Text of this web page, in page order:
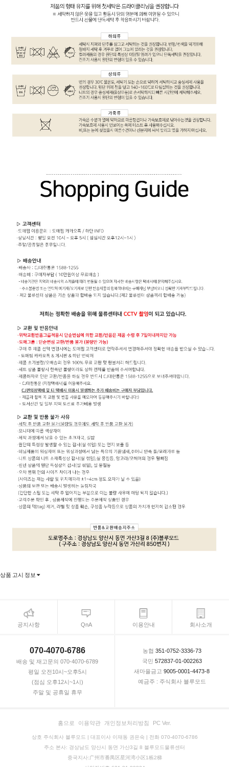
상품 고시 정보
공지사항 QnA 이용안내 회사소개
070-4070-6786
배송 및 재고문의 070-4070-6789
평일 오전10시~오후5시
(점심 오후12시~1시)
주말 및 공휴일 휴무
농협 351-0752-3336-73
국민 572837-01-002263
새마을금고 9005-0001-4473-8
예금주 : 주식회사 블루모드
홈으로 이용약관 개인정보처리방침 PC Ver.
상호 주식회사 블루모드 | 대표이사 이재동 권은숙 | 전화 070-4070-6786
주소 본사: 경상남도 양산시 동면 가산3길 8 블루모드물류센터
중국지사:广州市番禺区星河湾小区1栋2梯